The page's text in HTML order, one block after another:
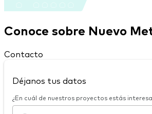
Conoce sobre Nuevo
Contacto
Déjanos tus datos
¿En cuál de nuestros proyectos estás